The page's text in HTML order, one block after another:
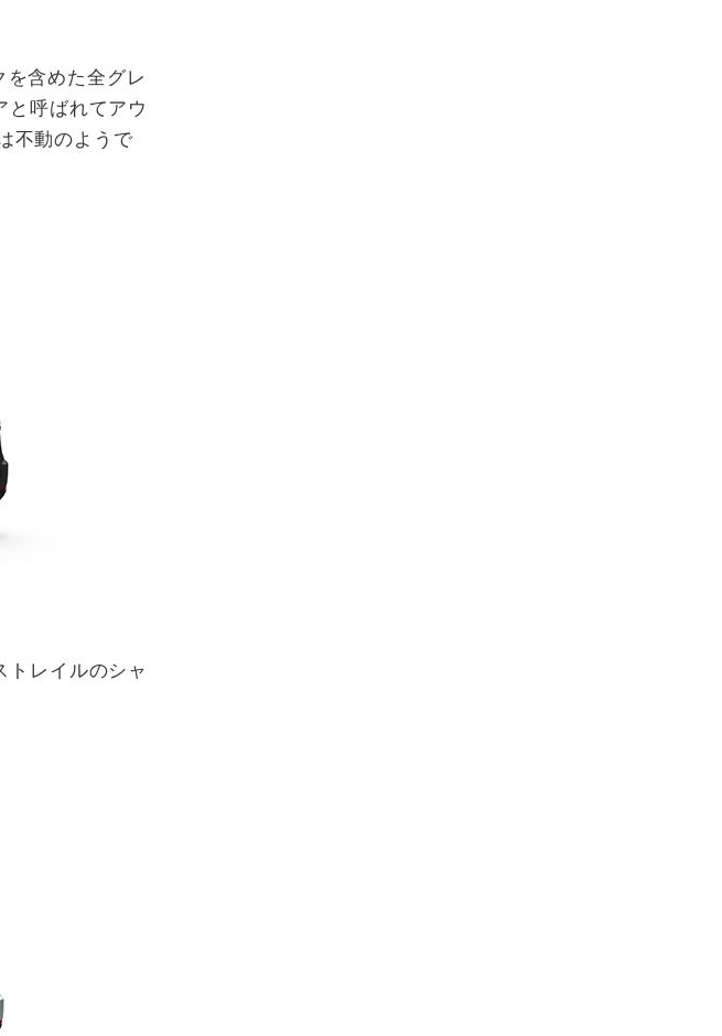
を含めた全グレ
と呼ばれてアウ
不動のようで
トレイルのシャ